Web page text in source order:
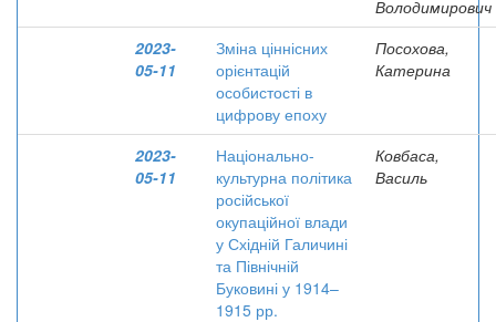
Володимирович
2023-
05-11
Зміна ціннісних
орієнтацій
особистості в
цифрову епоху
Посохова,
Катерина
2023-
05-11
Національно-
культурна політика
російської
окупаційної влади
у Східній Галичині
та Північній
Буковині у 1914–
1915 рр.
Ковбаса,
Василь